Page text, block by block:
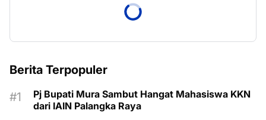
Berita Terpopuler
Pj Bupati Mura Sambut Hangat Mahasiswa KKN
dari IAIN Palangka Raya